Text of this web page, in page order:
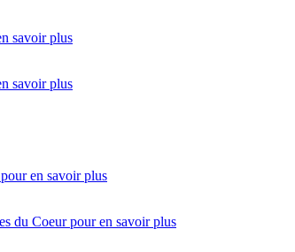
savoir plus
savoir plus
pour en savoir plus
du Coeur pour en savoir plus